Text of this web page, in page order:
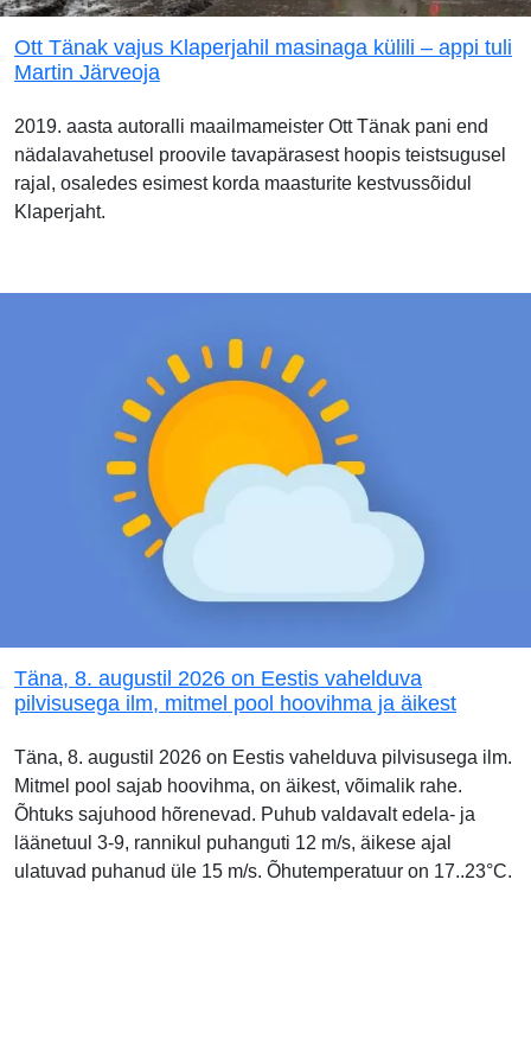
Ott Tänak vajus Klaperjahil masinaga külili – appi tuli
Martin Järveoja
2019. aasta autoralli maailmameister Ott Tänak pani end
nädalavahetusel proovile tavapärasest hoopis teistsugusel
rajal, osaledes esimest korda maasturite kestvussõidul
Klaperjaht.
Täna, 8. augustil 2026 on Eestis vahelduva
pilvisusega ilm, mitmel pool hoovihma ja äikest
Täna, 8. augustil 2026 on Eestis vahelduva pilvisusega ilm.
Mitmel pool sajab hoovihma, on äikest, võimalik rahe.
Õhtuks sajuhood hõrenevad. Puhub valdavalt edela- ja
läänetuul 3-9, rannikul puhanguti 12 m/s, äikese ajal
ulatuvad puhanud üle 15 m/s. Õhutemperatuur on 17..23°C.